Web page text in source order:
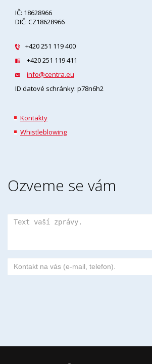
IČ: 18628966
DIČ: CZ18628966
+420 251 119 400
+420 251 119 411
info@centra.eu
ID datové schránky: p78n6h2
Kontakty
Whistleblowing
Ozveme se vám